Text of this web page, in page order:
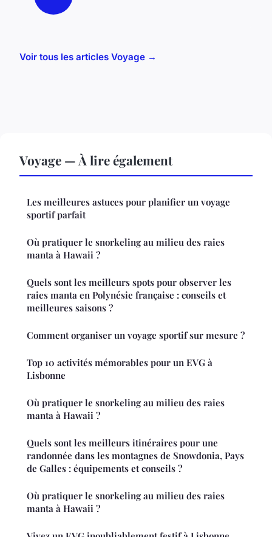
Voir tous les articles Voyage →
Voyage — À lire également
Les meilleures astuces pour planifier un voyage
sportif parfait
Où pratiquer le snorkeling au milieu des raies
manta à Hawaii ?
Quels sont les meilleurs spots pour observer les
raies manta en Polynésie française : conseils et
meilleures saisons ?
Comment organiser un voyage sportif sur mesure ?
Top 10 activités mémorables pour un EVG à
Lisbonne
Où pratiquer le snorkeling au milieu des raies
manta à Hawaii ?
Quels sont les meilleurs itinéraires pour une
randonnée dans les montagnes de Snowdonia, Pays
de Galles : équipements et conseils ?
Où pratiquer le snorkeling au milieu des raies
manta à Hawaii ?